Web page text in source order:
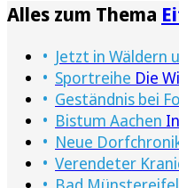
Alles zum Thema
Jetzt in Wäldern
Sportreihe Die
Geständnis bei
Bistum Aachen
Neue
Verendeter